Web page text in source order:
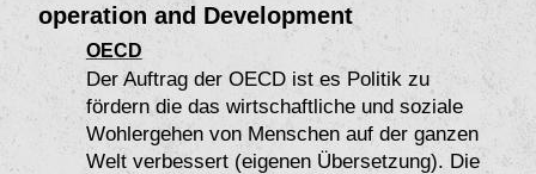
operation and Development
OECD
Der Auftrag der OECD ist es Politik zu
fördern die das wirtschaftliche und soziale
Wohlergehen von Menschen auf der ganzen
Welt verbessert (eigenen Übersetzung). Die